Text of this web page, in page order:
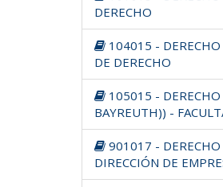
DERECHO
104015 -
DE DERECHO
105015 -
BAYREUTH)) -
901017 - DERECHO
DIRECCIÓN DE